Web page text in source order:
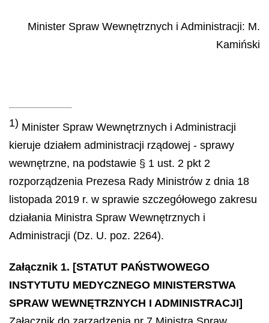
Minister Spraw Wewnętrznych i Administracji: M.
Kamiński
1) Minister Spraw Wewnętrznych i Administracji
kieruje działem administracji rządowej - sprawy
wewnętrzne, na podstawie § 1 ust. 2 pkt 2
rozporządzenia Prezesa Rady Ministrów z dnia 18
listopada 2019 r. w sprawie szczegółowego zakresu
działania Ministra Spraw Wewnętrznych i
Administracji (Dz. U. poz. 2264).
Załącznik 1. [STATUT PAŃSTWOWEGO
INSTYTUTU MEDYCZNEGO MINISTERSTWA
SPRAW WEWNĘTRZNYCH I ADMINISTRACJI]